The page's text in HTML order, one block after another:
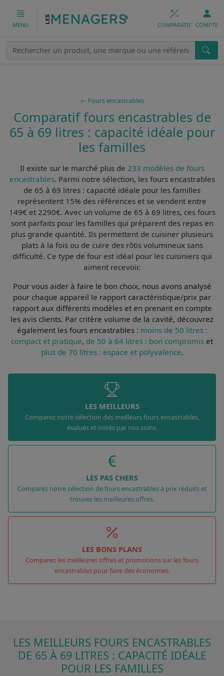
MENU COMPARATIF COMPTE
Fours encastrables
Comparatif fours encastrables de
65 à 69 litres : capacité idéale pour
les familles
Il existe sur le marché plus de 233 modèles de fours
encastrables. Parmi notre sélection, les fours encastrables
de 65 à 69 litres : capacité idéale pour les familles
représentent 15% des références et se vendent entre
149€ et 2290€. Avec un volume de 65 à 69 litres, ces fours
sont parfaits pour les familles qui préparent des repas en
plus grande quantité. Ils permettent de cuisiner plusieurs
plats à la fois ou de cuire des rôtis volumineux sans
difficulté. Ce type de four est idéal pour les cuisiniers qui
aiment recevoir.
Pour vous aider à faire le bon choix, nous avons analysé
pour chaque appareil le rapport caractéristique/prix par
rapport aux différents modèles et en prenant en compte
les avis clients. Par critère volume de la cavité, découvrez
également les fours encastrables : moins de 50 litres :
compact et pratique, de 50 à 64 litres : bon compromis et
plus de 70 litres : espace et polyvalence.
LES MEILLEURS
Comparez notre sélection des meilleurs fours encastrables,
évalués et notés par nos soins.
LES PAS CHERS
Comparez notre sélection de fours encastrables à prix réduits et
trouvez les meilleures offres.
LES BONS PLANS
Comparez les meilleures offres et promotions sur les fours
encastrables pour faire des économies.
LES MEILLEURS FOURS ENCASTRABLES
DE 65 À 69 LITRES : CAPACITÉ IDÉALE
POUR LES FAMILLES